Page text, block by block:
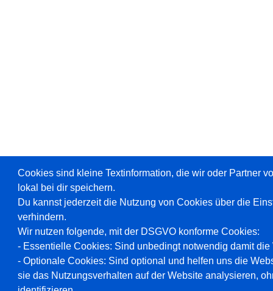
Cookies sind kleine Textinformation, die wir oder Partner
lokal bei dir speichern.
Du kannst jederzeit die Nutzung von Cookies über die
verhindern.
Wir nutzen folgende, mit der DSGVO konforme Cookies:
- Essentielle Cookies: Sind unbedingt notwendig damit
- Optionale Cookies: Sind optional und helfen uns die
sie das Nutzungsverhalten auf der Website analysieren,